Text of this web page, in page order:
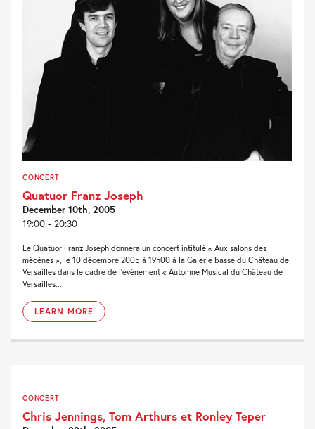
CONCERT
Quatuor Franz Joseph
December 10th, 2005
19:00 - 20:30
Le Quatuor Franz Joseph donnera un concert intitulé « Aux salons des
mécènes », le 10 décembre 2005 à 19h00 à la Galerie basse du Château de
Versailles dans le cadre de l’événement « Automne Musical du Château de
Versailles...
LEARN MORE
CONCERT
Chris Jennings, Tom Arthurs et Ronley Teper